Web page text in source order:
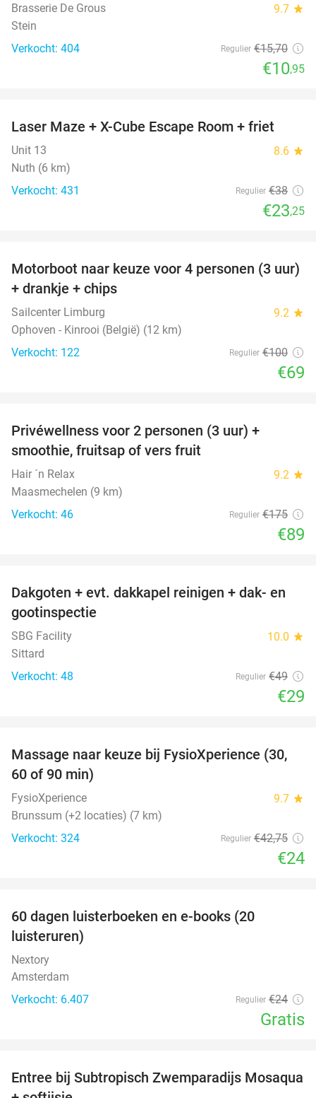
Brasserie De Grous 9.7 star
Stein
Verkocht: 404
Regulier €15,70
€10,95
39%
Laser Maze + X-Cube Escape Room + friet
Unit 13 8.6 star
Nuth (6 km)
Verkocht: 431
Regulier €38
€23,25
31%
Motorboot naar keuze voor 4 personen (3 uur)
+ drankje + chips
Sailcenter Limburg 9.2 star
Ophoven - Kinrooi (België) (12 km)
Verkocht: 122
Regulier €100
€69
Privéwellness voor 2 personen (3 uur) +
smoothie, fruitsap of vers fruit
Hair ´n Relax 9.2 star
Maasmechelen (9 km)
Verkocht: 46
Regulier €175
€89
41%
Dakgoten + evt. dakkapel reinigen + dak- en
gootinspectie
SBG Facility 10.0 star
Sittard
Verkocht: 48
Regulier €49
€29
44%
Massage naar keuze bij FysioXperience (30,
60 of 90 min)
FysioXperience 9.7 star
Brunssum (+2 locaties) (7 km)
Verkocht: 324
Regulier €42,75
€24
60 dagen luisterboeken en e-books (20
luisteruren)
Nextory
Amsterdam
Verkocht: 6.407
Regulier €24
Gratis
25%
Entree bij Subtropisch Zwemparadijs Mosaqua